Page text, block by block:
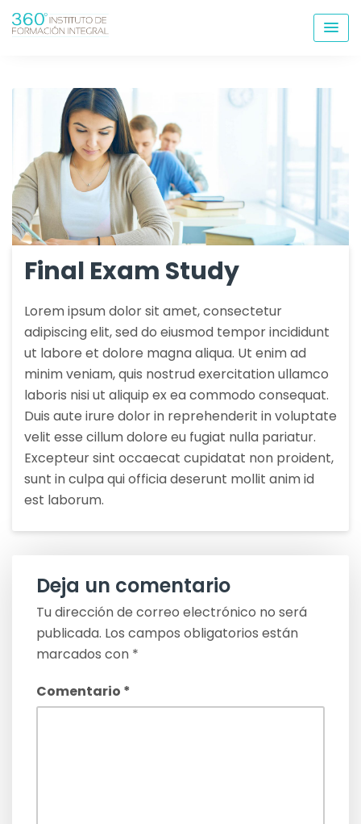
Skip
to
Final Exam Study
Lorem ipsum dolor sit amet, consectetur
adipiscing elit, sed do eiusmod tempor incididunt
ut labore et dolore magna aliqua. Ut enim ad
minim veniam, quis nostrud exercitation ullamco
laboris nisi ut aliquip ex ea commodo consequat.
Duis aute irure dolor in reprehenderit in voluptate
velit esse cillum dolore eu fugiat nulla pariatur.
Excepteur sint occaecat cupidatat non proident,
sunt in culpa qui officia deserunt mollit anim id
est laborum.
Deja un comentario
Tu dirección de correo electrónico no será
publicada. Los campos obligatorios están
marcados con *
Comentario *